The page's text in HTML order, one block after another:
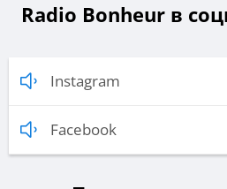
Radio Bonheur в
Instagram
Facebook